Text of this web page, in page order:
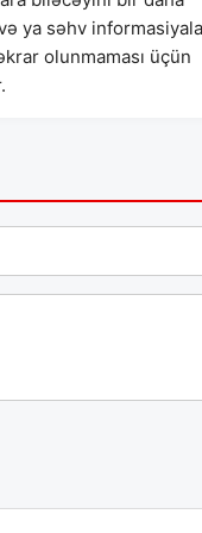
ya səhv
olunmaması üçün